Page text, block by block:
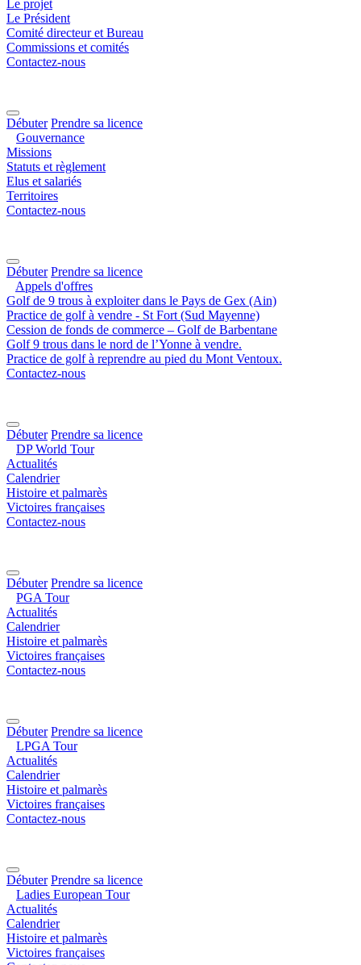
Le projet
Le Président
Comité directeur et Bureau
Commissions et comités
Contactez-nous
Débuter Prendre sa licence
Gouvernance
Missions
Statuts et règlement
Elus et salariés
Territoires
Contactez-nous
Débuter Prendre sa licence
Appels d'offres
Golf de 9 trous à exploiter dans le Pays de Gex (Ain)
Practice de golf à vendre - St Fort (Sud Mayenne)
Cession de fonds de commerce – Golf de Barbentane
Golf 9 trous dans le nord de l’Yonne à vendre.
Practice de golf à reprendre au pied du Mont Ventoux.
Contactez-nous
Débuter Prendre sa licence
DP World Tour
Actualités
Calendrier
Histoire et palmarès
Victoires françaises
Contactez-nous
Débuter Prendre sa licence
PGA Tour
Actualités
Calendrier
Histoire et palmarès
Victoires françaises
Contactez-nous
Débuter Prendre sa licence
LPGA Tour
Actualités
Calendrier
Histoire et palmarès
Victoires françaises
Contactez-nous
Débuter Prendre sa licence
Ladies European Tour
Actualités
Calendrier
Histoire et palmarès
Victoires françaises